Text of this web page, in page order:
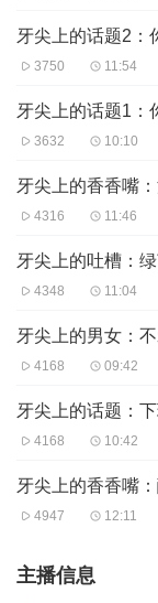
牙尖上的话题2：
3750 11:54
牙尖上的话题1：
3632 10:10
牙尖上的香香嘴
4316 11:46
牙尖上的吐槽：
4348 11:04
牙尖上的男女：
4168 09:42
牙尖上的话题：
4168 10:42
牙尖上的香香嘴
4947 12:11
主播信息